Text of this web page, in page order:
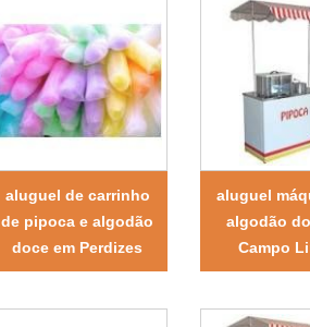
aluguel de carrinho
de pipoca e algodão
doce em Perdizes
aluguel
algodão
Campo